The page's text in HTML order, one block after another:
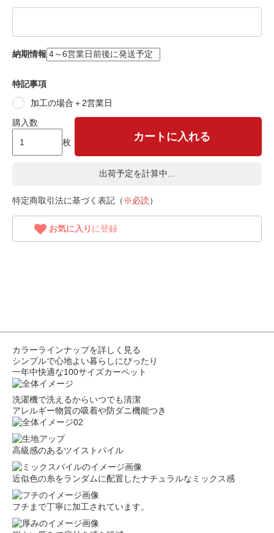
納期情報
特記事項
加工の場合＋2営業日
購入数
枚
カートに入れる
出荷予定を計算中...
特定商取引法に基づく表記（ ※必読）
お気に入り に登録
カラーラインナップを詳しく見る
シンプルで心地よい暮らしにぴったり
一年中快適な100サイズカーペット
洗濯機で洗えるからいつでも清潔
アレルギー物質の吸着や防ダニ機能つき
高級感のあるツイストパイル
近似色の糸をランダムに配置したナチュラルなミックス感
フチまで丁寧に加工されています。